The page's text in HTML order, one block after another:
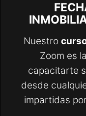
Nuestro
Zoom es
capacitarte
desde
impartidas